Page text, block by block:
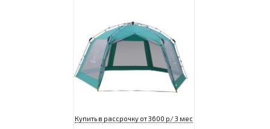
Купить в рассрочку от 3600 р/ 3 мес